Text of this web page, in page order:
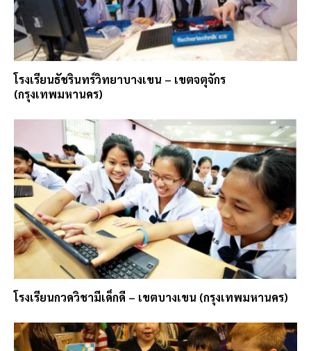
โรงเรียนธัชรินทร์วิทยาบางเขน – เขตจตุจักร
(กรุงเทพมหานคร)
โรงเรียนกวดวิชามีเด็กดี – เขตบางเขน (กรุงเทพมหานคร)